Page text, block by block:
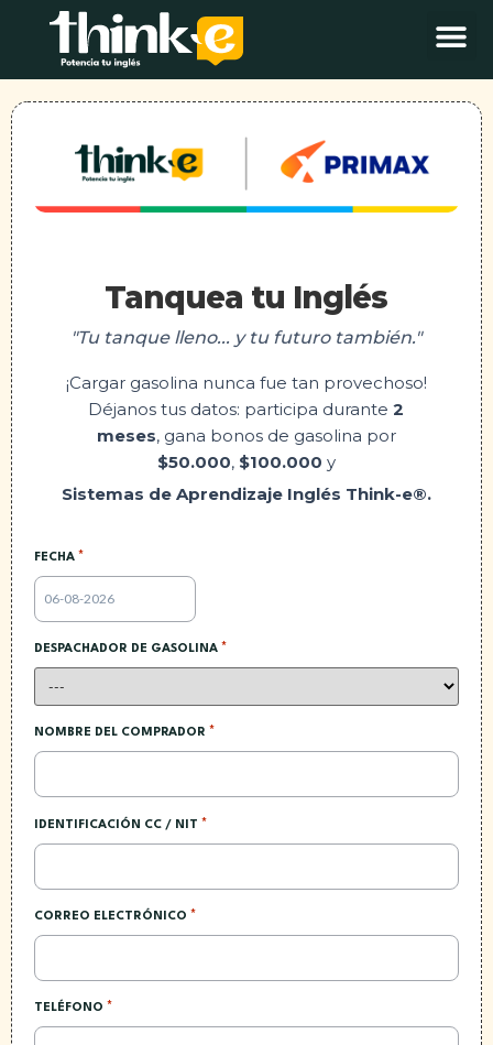
Tanquea tu Inglés
"Tu tanque lleno... y tu futuro también."
¡Cargar gasolina nunca fue tan provechoso!
Déjanos tus datos: participa durante2
meses, gana bonos de gasolina por
$50.000, $100.000 y
Sistemas de Aprendizaje Inglés Think-e®.
FECHA *
DESPACHADOR DE GASOLINA *
NOMBRE DEL COMPRADOR *
IDENTIFICACIÓN CC / NIT *
CORREO ELECTRÓNICO *
TELÉFONO *